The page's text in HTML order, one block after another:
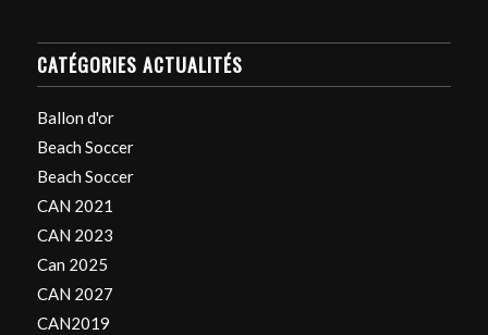
CATÉGORIES ACTUALITÉS
Ballon d'or
Beach Soccer
Beach Soccer
CAN 2021
CAN 2023
Can 2025
CAN 2027
CAN2019